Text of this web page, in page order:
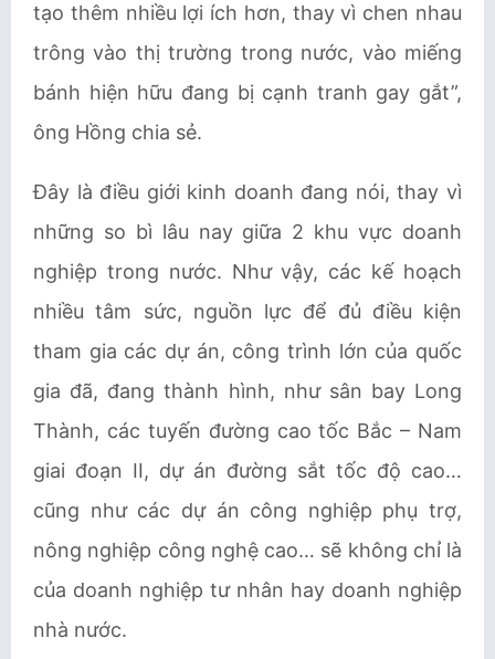
tạo thêm nhiều lợi ích hơn, thay vì chen nhau
trông vào thị trường trong nước, vào miếng
bánh hiện hữu đang bị cạnh tranh gay gắt”,
ông Hồng chia sẻ.
Đây là điều giới kinh doanh đang nói, thay vì
những so bì lâu nay giữa 2 khu vực doanh
nghiệp trong nước. Như vậy, các kế hoạch
nhiều tâm sức, nguồn lực để đủ điều kiện
tham gia các dự án, công trình lớn của quốc
gia đã, đang thành hình, như sân bay Long
Thành, các tuyến đường cao tốc Bắc – Nam
giai đoạn II, dự án đường sắt tốc độ cao…
cũng như các dự án công nghiệp phụ trợ,
nông nghiệp công nghệ cao… sẽ không chỉ là
của doanh nghiệp tư nhân hay doanh nghiệp
nhà nước.